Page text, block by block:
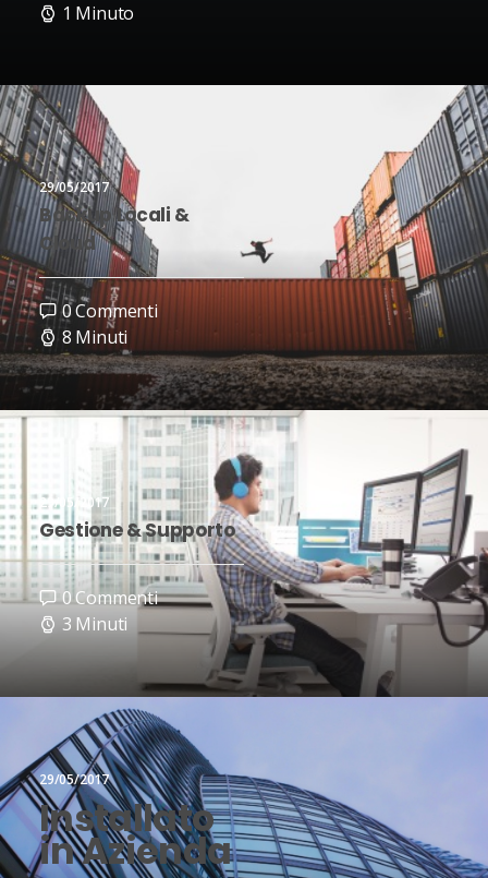
1 Minuto
29/05/2017
Backup Locali &
Cloud
0 Commenti
8 Minuti
29/05/2017
Gestione & Supporto
0 Commenti
3 Minuti
29/05/2017
Installato
in Azienda